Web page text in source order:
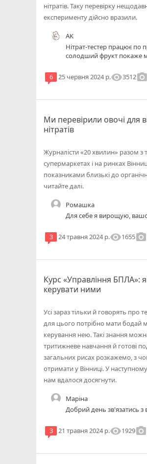
нітратів. Таку перевірку
експерименту дійсно вразили.
AK
Нітрат-тестер працює по
солодший фрукт покаже
Цей тестер -- дуже
поже показати із
6 25 червня 2024 р.visibility3512photo_camera
Ми перевірили овочі для
нітратів
Журналісти «20 хвилин» разом з
супермаркетах і на ринках
показниками близькі до
читайте далі.
Ромашка
Для себе я вирощую,
3 24 травня 2024 р.visibility1655photo_camera
Курс «Управління БПЛА»:
керувати ними
Усі зараз тільки й говорять про
для цього потрібно мати бодай
керування нею. Такі знання
тритижневе навчання й готові
загальних рисах розкажемо, з
отримати у Вінниці. У
нам вдалося досягнути.
Маріна
Добрий день
3 21 травня 2024 р.visibility1929photo_camera